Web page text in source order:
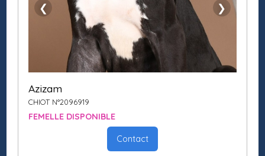
❮ ❯
Azizam
CHIOT N°2096919
FEMELLE DISPONIBLE
Contact